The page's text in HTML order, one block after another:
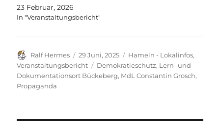
23 Februar, 2026
In "Veranstaltungsbericht"
Autor
Ralf Hermes
Veröffentlicht
am
29 Juni, 2025 Kategorien
Hameln - Lokalinfos,
Veranstaltungsbericht
Schlagwörter
Demokratieschutz, Lern- und
Dokumentationsort Bückeberg, MdL Constantin Grosch,
Propaganda